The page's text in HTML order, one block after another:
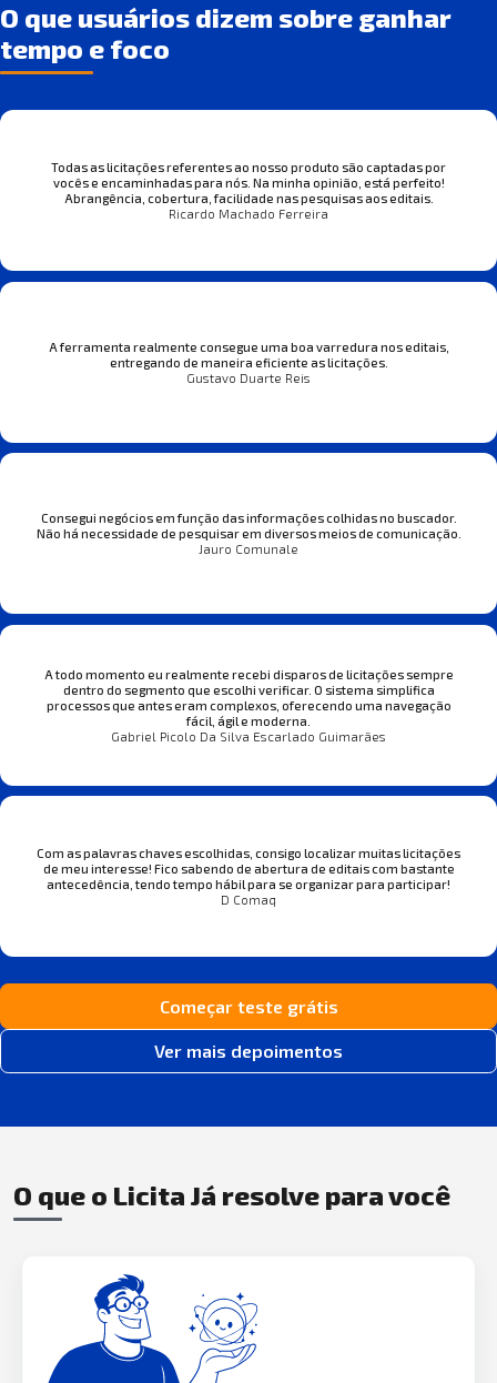
O que usuários dizem sobre ganhar
tempo e foco
Todas as licitações referentes ao nosso produto são captadas por
vocês e encaminhadas para nós. Na minha opinião, está perfeito!
Abrangência, cobertura, facilidade nas pesquisas aos editais.
Ricardo Machado Ferreira
A ferramenta realmente consegue uma boa varredura nos editais,
entregando de maneira eficiente as licitações.
Gustavo Duarte Reis
Consegui negócios em função das informações colhidas no buscador.
Não há necessidade de pesquisar em diversos meios de comunicação.
Jauro Comunale
A todo momento eu realmente recebi disparos de licitações sempre
dentro do segmento que escolhi verificar. O sistema simplifica
processos que antes eram complexos, oferecendo uma navegação
fácil, ágil e moderna.
Gabriel Picolo Da Silva Escarlado Guimarães
Com as palavras chaves escolhidas, consigo localizar muitas licitações
de meu interesse! Fico sabendo de abertura de editais com bastante
antecedência, tendo tempo hábil para se organizar para participar!
D Comaq
Começar teste grátis
Ver mais depoimentos
O que o Licita Já resolve para você